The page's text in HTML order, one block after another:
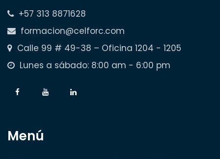
+57 313 8871628
formacion@celforc.com
Calle 99 # 49-38 – Oficina 1204 - 1205
Lunes a sábado: 8:00 am - 6:00 pm
Menú